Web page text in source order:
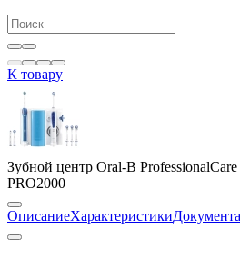
К товару
Зубной центр Oral-B
PRO2000
ОписаниеХарактеристики